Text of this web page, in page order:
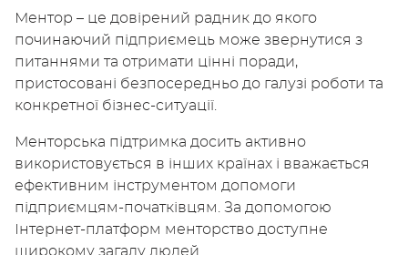
Ментор – це довірений радник до якого
починаючий підприємець може звернутися з
питаннями та отримати цінні поради,
пристосовані безпосередньо до галузі роботи та
конкретної бізнес-ситуації.
Менторська підтримка досить активно
використовується в інших країнах і вважається
ефективним інструментом допомоги
підприємцям-початківцям. За допомогою
Інтернет-платформ менторство доступне
широкому загалу людей.